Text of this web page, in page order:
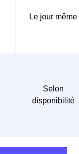
Le jour même
Selon
disponibilité